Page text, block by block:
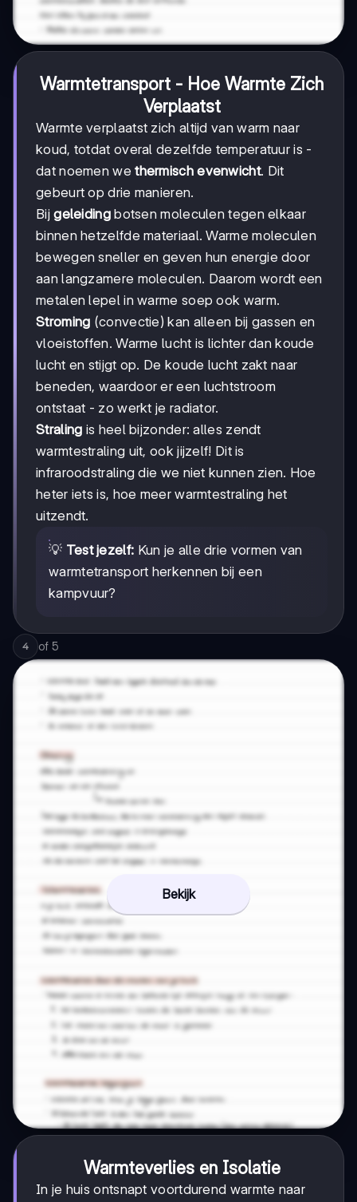
Warmtetransport - Hoe Warmte Zich
Verplaatst
Warmte verplaatst zich altijd van warm naar
koud, totdat overal dezelfde temperatuur is -
dat noemen wethermisch evenwicht. Dit
gebeurt op drie manieren.
Bijgeleidingbotsen moleculen tegen elkaar
binnen hetzelfde materiaal. Warme moleculen
bewegen sneller en geven hun energie door
aan langzamere moleculen. Daarom wordt een
metalen lepel in warme soep ook warm.
Stroming (convectie) kan alleen bij gassen en
vloeistoffen. Warme lucht is lichter dan koude
lucht en stijgt op. De koude lucht zakt naar
beneden, waardoor er een luchtstroom
ontstaat - zo werkt je radiator.
Straling is heel bijzonder: alles zendt
warmtestraling uit, ook jijzelf! Dit is
infraroodstraling die we niet kunnen zien. Hoe
heter iets is, hoe meer warmtestraling het
uitzendt.
💡 Test jezelf: Kun je alle drie vormen van
warmtetransport herkennen bij een
kampvuur?
4 of 5
Bekijk
Warmteverlies en Isolatie
In je huis ontsnapt voortdurend warmte naar